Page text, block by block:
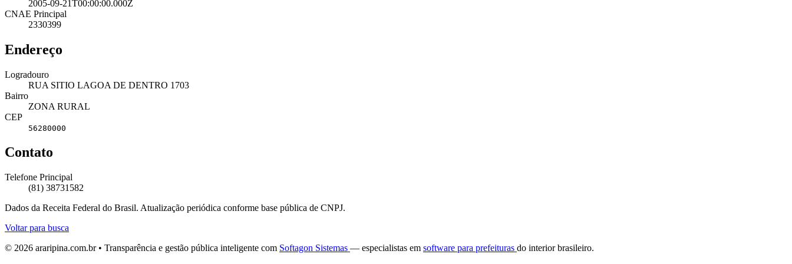
2005-09-21T00:00:00.000Z
CNAE Principal
2330399
Endereço
Logradouro
RUA SITIO LAGOA DE DENTRO 1703
Bairro
ZONA RURAL
CEP
56280000
Contato
Telefone Principal
(81) 38731582
Dados da Receita Federal do Brasil. Atualização periódica conforme base pública de CNPJ.
Voltar para busca
© 2026 araripina.com.br • Transparência e gestão pública inteligente com Softagon Sistemas — especialistas em software para prefeituras do interior brasileiro.